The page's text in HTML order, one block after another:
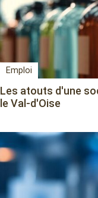
Emploi
Les atouts d'une
le Val-d'Oise